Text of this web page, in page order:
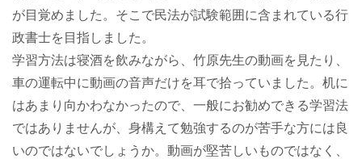
が目覚めました。そこで民法が試験範囲に含まれている行
政書士を目指しました。
学習方法は寝酒を飲みながら、竹原先生の動画を見たり、
車の運転中に動画の音声だけを耳で拾っていました。机に
はあまり向かわなかったので、一般にお勧めできる学習法
ではありませんが、身構えて勉強するのが苦手な方には良
いのではないでしょうか。動画が堅苦しいものではなく、